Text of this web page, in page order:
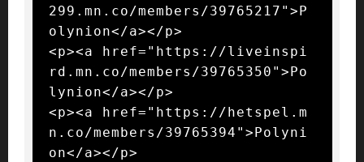
299.mn.co/members/39765217">P
olynion</a></p>
<p><a href="https://liveinspi
rd.mn.co/members/39765350">Po
lynion</a></p>
<p><a href="https://hetspel.m
n.co/members/39765394">Polyni
on</a></p>